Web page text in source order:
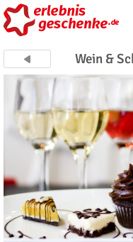
Wein &